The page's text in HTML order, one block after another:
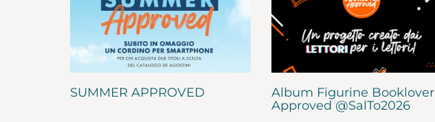
SUMMER APPROVED
Album Figurine Booklover
Approved @SalTo2026